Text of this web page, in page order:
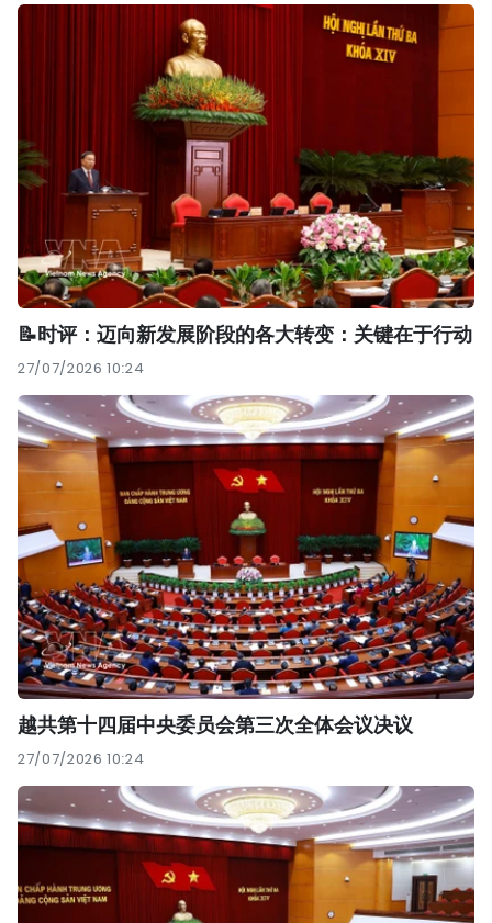
📝时评：迈向新发展阶段的各大转变：关键在于行动
27/07/2026 10:24
越共第十四届中央委员会第三次全体会议决议
27/07/2026 10:24